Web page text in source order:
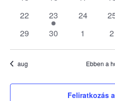
0
események
22
1
esemény
23
0
24
0
0
29
0
30
0
1
0
2
aug Ebben a
Feliratkozás